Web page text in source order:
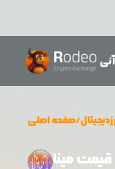
صفحه اصلی/
قیمت مینا